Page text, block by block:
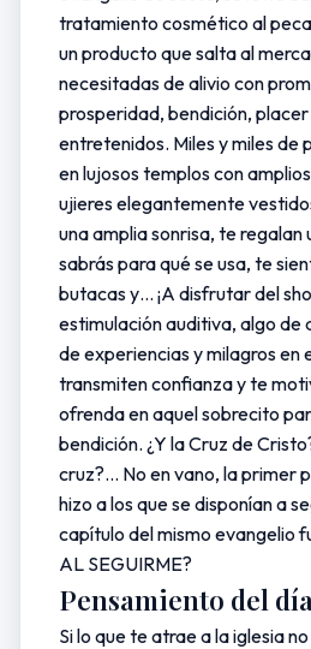
tratamiento cosmético al
un producto que salta al
necesitadas de alivio con
prosperidad, bendición,
entretenidos. Miles y miles de
en lujosos templos con
ujieres elegantemente
una amplia sonrisa, te regalan
sabrás para qué se usa, te
butacas y… ¡A disfrutar del
estimulación auditiva, algo de
de experiencias y milagros en
transmiten confianza y te
ofrenda en aquel sobrecito
bendición. ¿Y la Cruz de
cruz?... No en vano, la primer
hizo a los que se disponían a
capítulo del mismo evangelio
AL SEGUIRME?
Pensamiento del
Si lo que te atrae a la iglesia